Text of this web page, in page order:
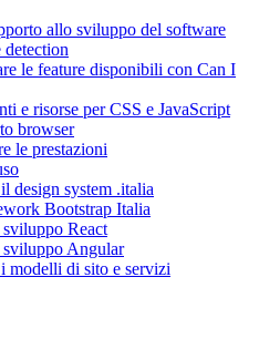
allo sviluppo del software
detection
le feature disponibili con Can I
e risorse per CSS e JavaScript
browser
le prestazioni
design system .italia
Bootstrap Italia
React
Angular
modelli di sito e servizi